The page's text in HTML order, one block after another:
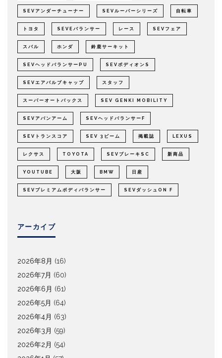
SEVアンダーチューナー SEVルーパーシリーズ 自転車
トヨタ SEVEバランサー レース SEVフェア
スバル ホンダ 鈴鹿サーキット
SEVヘッドバランサーPU SEVボディオンS
SEVエアバルブキャップ スタッフ
スーパーオートバックス SEV GENKI MOBILITY
SEVアバンアーム SEVヘッドバランサーF
SEVトランスコア SEV 3ビーム 掲載誌 LEXUS
レクサス TOYOTA SEVブレーキSC 新商品
YOUTUBE 大阪 BMW 日産
SEVプレミアムボディバランサー SEVダッシュON F
アーカイブ
2026年8月 (16)
2026年7月 (60)
2026年6月 (61)
2026年5月 (64)
2026年4月 (63)
2026年3月 (59)
2026年2月 (54)